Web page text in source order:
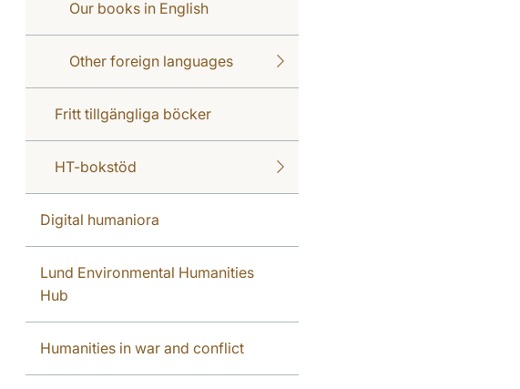
Our books in English
Other foreign languages
Fritt tillgängliga böcker
HT-bokstöd
Digital humaniora
Lund Environmental Humanities
Hub
Humanities in war and conflict